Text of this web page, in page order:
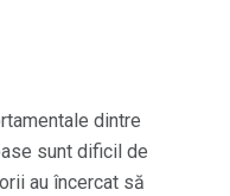
dintre
sunt dificil de
au încercat să